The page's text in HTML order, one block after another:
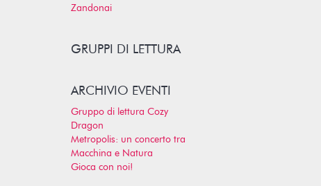
Zandonai
GRUPPI DI LETTURA
ARCHIVIO EVENTI
Gruppo di lettura Cozy
Dragon
Metropolis: un concerto tra
Macchina e Natura
Gioca con noi!